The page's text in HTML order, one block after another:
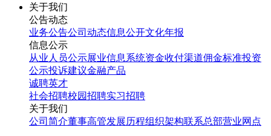
关于我们
公告动态
业务公告公司动态信息公开文化年报
信息公示
从业人员公示展业信息系统资金收付渠道佣金标准投资
公示投诉建议金融产品
诚聘英才
社会招聘校园招聘实习招聘
关于我们
公司简介董事高管发展历程组织架构联系总部营业网点